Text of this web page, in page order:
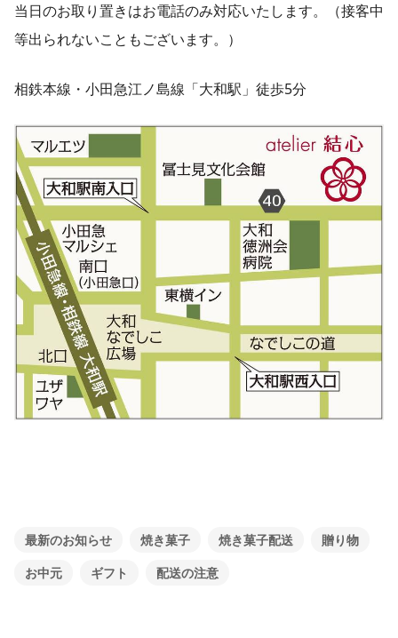
当日のお取り置きはお電話のみ対応いたします。（接客中
等出られないこともございます。）
相鉄本線・小田急江ノ島線「大和駅」徒歩5分
最新のお知らせ 焼き菓子 焼き菓子配送
贈り物
お中元
ギフト 配送の注意